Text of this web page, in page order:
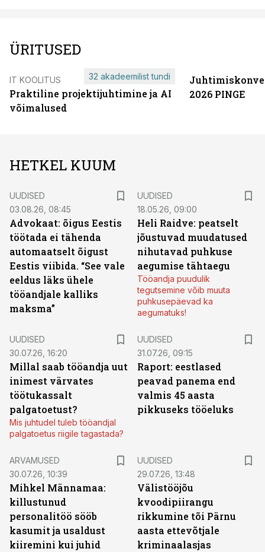
ÜRITUSED
IT KOOLITUS
Praktiline projektijuhtimine ja AI
võimalused
32 akadeemilist tundi
2026 PINGE
HETKEL KUUM
UUDISED
03.08.26, 08:45
Advokaat: õigus Eestis
töötada ei tähenda
automaatselt õigust
Eestis viibida. “See vale
eeldus läks ühele
tööandjale kalliks
maksma”
UUDISED
18.05.26, 09:00
Heli Raidve: peatselt
jõustuvad muudatused
nihutavad puhkuse
aegumise tähtaegu
Tööandja puudulik
tegutsemine võib muuta
puhkusepäevad ka
aegumatuks!
UUDISED
30.07.26, 16:20
Millal saab tööandja uut
inimest värvates
töötukassalt
palgatoetust?
Mis juhtudel tuleb tööandjal
palgatoetus riigile tagastada?
UUDISED
31.07.26, 09:15
Raport: eestlased
peavad panema end
valmis 45 aasta
pikkuseks tööeluks
ARVAMUSED
30.07.26, 10:39
Mihkel Männamaa:
killustunud
personalitöö sööb
kasumit ja usaldust
kiiremini kui juhid
UUDISED
29.07.26, 13:48
Välistööjõu
kvoodipiirangu
rikkumine tõi Pärnu
aasta ettevõtjale
kriminaalasjas